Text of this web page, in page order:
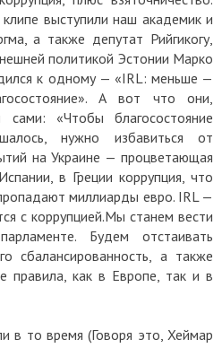
выступили наш академик и
а также депутат Рийгикогу,
политикой Эстонии Марко
к одному — «IRL: меньше —
А вот что они,
сами: «Чтобы благосостояние
нужно избавиться от
на Украине — процветающая
в Греции коррупция, что
миллиарды евро. IRL —
с коррупцией.Мы станем вести
Будем отстаивать
сбалансированность, а также
правила, как в Европе, так и в
в то время (Говоря это, Хеймар